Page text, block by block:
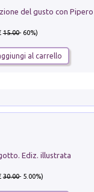
15.00- 60%)
al carrello
Ediz. illustrata
30.00- 5.00%)